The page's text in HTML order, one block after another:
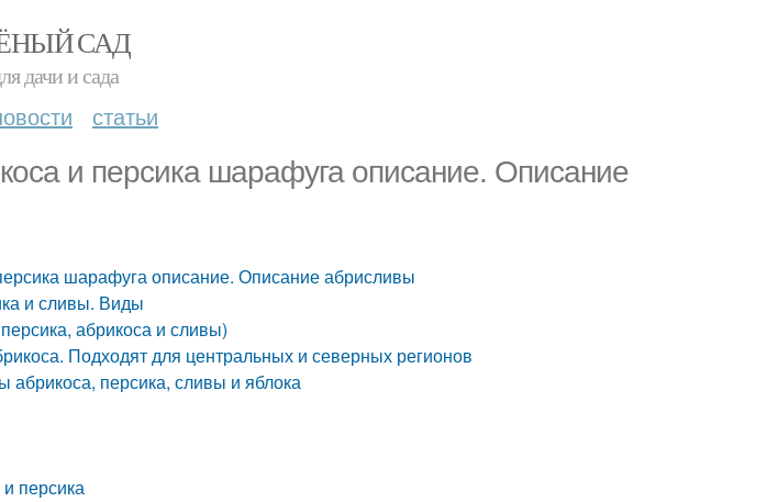
САД
дачи и сада
статьи
и персика шарафуга описание. Описание
шарафуга описание. Описание абрисливы
и сливы. Виды
абрикоса и сливы)
Подходят для центральных и северных регионов
персика, сливы и яблока
персика